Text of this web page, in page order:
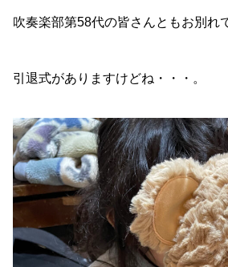
吹奏楽部第58代の皆さんともお別れ
引退式がありますけどね・・・。